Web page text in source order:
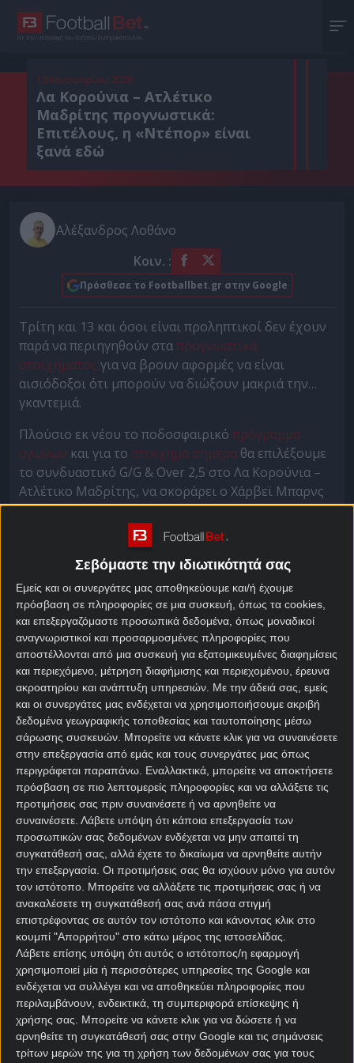
Σεβόμαστε την ιδιωτικότητά σας
Εμείς και οι συνεργάτες μας αποθηκεύουμε και/ή έχουμε
πρόσβαση σε πληροφορίες σε μια συσκευή, όπως τα cookies,
και επεξεργαζόμαστε προσωπικά δεδομένα, όπως μοναδικοί
αναγνωριστικοί και προσαρμοσμένες πληροφορίες που
αποστέλλονται από μια συσκευή για εξατομικευμένες διαφημίσεις
και περιεχόμενο, μέτρηση διαφήμισης και περιεχομένου, έρευνα
ακροατηρίου και ανάπτυξη υπηρεσιών. Με την άδειά σας, εμείς
και οι συνεργάτες μας ενδέχεται να χρησιμοποιήσουμε ακριβή
δεδομένα γεωγραφικής τοποθεσίας και ταυτοποίησης μέσω
σάρωσης συσκευών. Μπορείτε να κάνετε κλικ για να συναινέσετε
στην επεξεργασία από εμάς και τους συνεργάτες μας όπως
περιγράφεται παραπάνω. Εναλλακτικά, μπορείτε να αποκτήσετε
πρόσβαση σε πιο λεπτομερείς πληροφορίες και να αλλάξετε τις
προτιμήσεις σας πριν συναινέσετε ή να αρνηθείτε να
συναινέσετε. Λάβετε υπόψη ότι κάποια επεξεργασία των
προσωπικών σας δεδομένων ενδέχεται να μην απαιτεί τη
συγκατάθεσή σας, αλλά έχετε το δικαίωμα να αρνηθείτε αυτήν
την επεξεργασία. Οι προτιμήσεις σας θα ισχύουν μόνο για αυτόν
τον ιστότοπο. Μπορείτε να αλλάξετε τις προτιμήσεις σας ή να
ανακαλέσετε τη συγκατάθεσή σας ανά πάσα στιγμή
επιστρέφοντας σε αυτόν τον ιστότοπο και κάνοντας κλικ στο
κουμπί "Απορρήτου" στο κάτω μέρος της ιστοσελίδας.
Λάβετε επίσης υπόψη ότι αυτός ο ιστότοπος/η εφαρμογή
χρησιμοποιεί μία ή περισσότερες υπηρεσίες της Google και
ενδέχεται να συλλέγει και να αποθηκεύει πληροφορίες που
περιλαμβάνουν, ενδεικτικά, τη συμπεριφορά επίσκεψης ή
χρήσης σας. Μπορείτε να κάνετε κλικ για να δώσετε ή να
αρνηθείτε τη συγκατάθεσή σας στην Google και τις σημάνσεις
τρίτων μερών της για τη χρήση των δεδομένων σας για τους
Με την υπογραφή του Χρήστου Σωτηρακόπουλου
13 Ιανουαρίου 2026
Λα Κορούνια – Ατλέτικο
Μαδρίτης προγνωστικά:
Επιτέλους, η «Ντέπορ» είναι
ξανά εδώ
Αλέξανδρος Λοθάνο
Κοιν. :
Πρόσθεσε το Footballbet.gr στην Google
Τρίτη και 13 και όσοι είναι προληπτικοί δεν έχουν
παρά να περιηγηθούν σταπρογνωστικά
στοιχήματος για να βρουν αφορμές να είναι
αισιόδοξοι ότι μπορούν να διώξουν μακριά την…
γκαντεμιά.
Πλούσιο εκ νέου το ποδοσφαιρικό πρόγραμμα
αγώνων και για το στοιχημα σημερα θα επιλέξουμε
το συνδυαστικό G/G & Over 2,5 στο Λα Κορούνια –
Ατλέτικο Μαδρίτης, να σκοράρει ο Χάρβεϊ Μπαρνς
στο Νιουκάστλ – Μάντσεστερ Σίτι και το επίσης
συνδυαστικό 1 & Over 1,5 στο Ρόμα – Τορίνο.
Λα Κορούνια – Ατλέτικο
Μαδρίτης Στοίχημα
Η επιστροφή στην ισπανική La Liga μετά από οκτώ
χρόνια είναι ο φετινός στόχος της Λα Κορούνια, η
οποία μετά από 21 αγωνιστικές στην δεύτερη
κατηγορία είναι Πέμπτη στην βαθμολογία,
ευρισκόμενη σε θέσεις πλέι οφ και μόλις τέσσερις
βαθμούς μακριά από την πρωτοπόρο Σανταντέρ.
Υπήρξε πρωτοπόρος για αρκετές αγωνιστικές και η
«Ντέπορ», αλλά εσχάτως είναι ντεφορμέ, μετράει
πέντε διαδοχικά ματς πρωταθλήματος χωρίς νίκη
(τρεις ήττες – δύο ισοπαλίες) και η υποδοχή της
Ατλέτικο Μαδρίτης, αγώνας για τους «16» του
Κυπέλλου που παραπέμπει σε παλιές καλές εποχές,
αποτελεί μια πρώτης τάξεως ευκαιρία για ανάκαμψη.
Πριν από έναν μήνα, άλλωστε, απέκλεισε ομάδα της
πρώτης κατηγορίας, την προ διετίας φιναλίστ
Μαγιόρκα (1-0).
Απόλυτο φαβορί στιςστοιχηματικές εταιρίες οι
Ροχιμπλάνκος, η άμυνα των οποίων όμως δεν
εμπνέει πλέον την ίδια εμπιστοσύνη, εξ’ ου και η
επιλογή του (ελκυστικού) G/G & Over 2,5 στο Λα
Κορούνια – Ατλέτικο Μαδρίτης.